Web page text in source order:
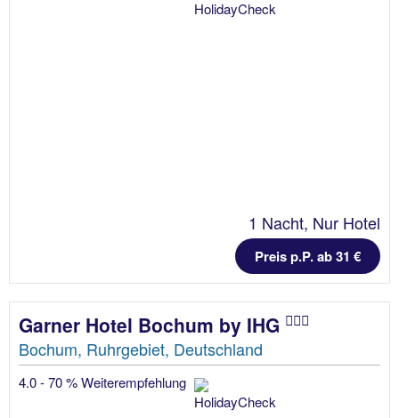
1 Nacht, Nur Hotel
Preis p.P. ab 31 €
Garner Hotel Bochum by IHG
Bochum, Ruhrgebiet, Deutschland
4.0 - 70 % Weiterempfehlung